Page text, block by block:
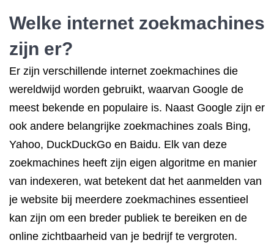
Welke internet zoekmachines
zijn er?
Er zijn verschillende internet zoekmachines die
wereldwijd worden gebruikt, waarvan Google de
meest bekende en populaire is. Naast Google zijn er
ook andere belangrijke zoekmachines zoals Bing,
Yahoo, DuckDuckGo en Baidu. Elk van deze
zoekmachines heeft zijn eigen algoritme en manier
van indexeren, wat betekent dat het aanmelden van
je website bij meerdere zoekmachines essentieel
kan zijn om een breder publiek te bereiken en de
online zichtbaarheid van je bedrijf te vergroten.